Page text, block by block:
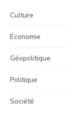
Culture
Économie
Géopolitique
Politique
Société